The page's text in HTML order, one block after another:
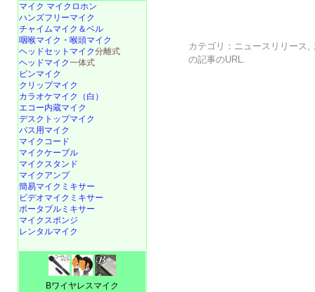
カテゴリ： ニュースリリース ,
の記事のURL.
マイク マイクロホン
ハンズフリーマイク
チャイムマイク＆ベル
咽喉マイク・喉頭マイク
ヘッドセットマイク分離式
ヘッドマイク一体式
ピンマイク
クリップマイク
カラオケマイク（白）
エコー内蔵マイク
デスクトップマイク
バス用マイク
マイクコード
マイクケーブル
マイクスタンド
マイクアンプ
簡易マイクミキサー
ビデオマイクミキサー
ポータブルミキサー
マイクスポンジ
レンタルマイク
Bワイヤレスマイク